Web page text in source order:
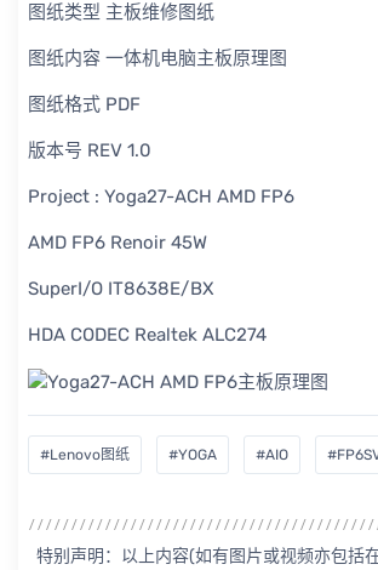
图纸类型 主板维修图纸
图纸内容 一体机电脑主板原理图
图纸格式 PDF
版本号 REV 1.0
Project : Yoga27-ACH AMD FP6
AMD FP6 Renoir 45W
SuperI/O IT8638E/BX
HDA CODEC Realtek ALC274
#Lenovo图纸 #YOGA #AIO
特别声明：以上内容(如有图片或视频亦包括